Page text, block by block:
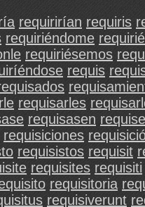
requirirían requiris
requiriéndome
requiriésemos
requis
requisarles
requisasen requise
requisiciones
requisistos requisit
requisites requisiti
requisitoria
requisiverunt